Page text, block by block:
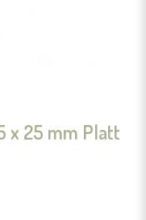
x 25 mm Platt